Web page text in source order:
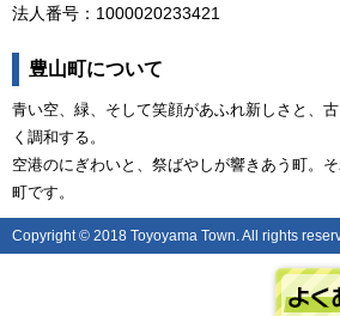
法人番号：1000020233421
豊山町について
青い空、緑、そして笑顔があふれ新しさと、
く調和する。
空港のにぎわいと、祭ばやしが響きあう町。
町です。
Copyright © 2018 Toyoyama Town. All rights